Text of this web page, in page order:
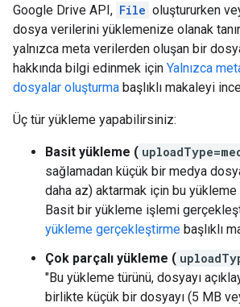
Google Drive API, File oluştururken
dosya verilerini yüklemenize olanak
yalnızca meta verilerden oluşan bir
hakkında bilgi edinmek için Yalnızca
dosyalar oluşturma başlıklı makaleyi
Üç tür yükleme yapabilirsiniz:
Basit yükleme (
sağlamadan küçük bir medya
daha az) aktarmak için bu yükleme
Basit bir yükleme işlemi
yükleme gerçekleştirme başlıklı
Çok parçalı yükleme (
"Bu yükleme türünü, dosyayı
birlikte küçük bir dosyayı (5 MB